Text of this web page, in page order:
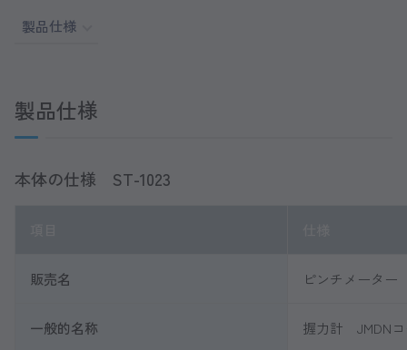
製品仕様
製品仕様
本体の仕様 ST-1023
販売名 ピンチメーター
一般的名称 握力計 JMDNコ